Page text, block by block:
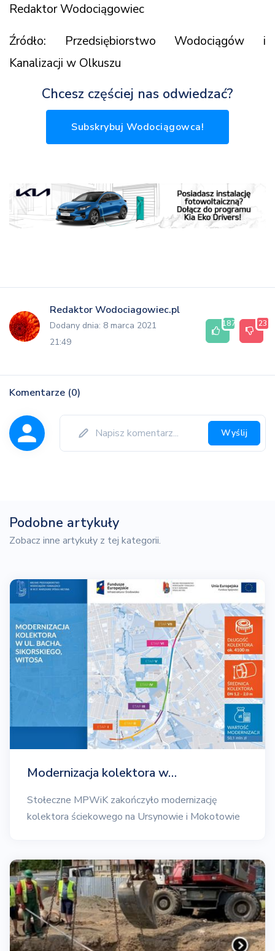
Redaktor Wodociągowiec
Źródło: Przedsiębiorstwo Wodociągów i
Kanalizacji w Olkuszu
Chcesz częściej nas odwiedzać?
Subskrybuj Wodociągowca!
Redaktor Wodociagowiec.pl
Dodany dnia: 8 marca 2021
21:49
187 23
Komentarze (0)
Wyślij
Podobne artykuły
Zobacz inne artykuły z tej kategorii.
Modernizacja kolektora w…
Stołeczne MPWiK zakończyło modernizację
kolektora ściekowego na Ursynowie i Mokotowie